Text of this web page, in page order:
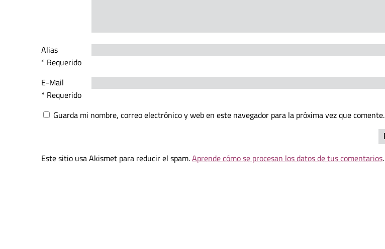
Alias
* Requerido
E-Mail
* Requerido
Guarda mi nombre, correo electrónico y web en este navegador para la próxima vez que comente.
Este sitio usa Akismet para reducir el spam.Aprende cómo se procesan los datos de tus comentarios.